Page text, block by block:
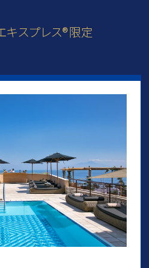
キスプレス®限定